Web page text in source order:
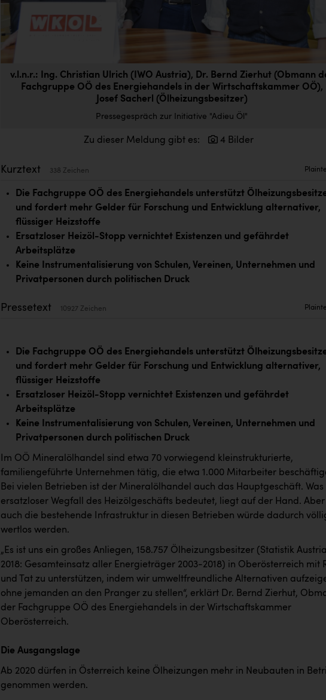
v.l.n.r.: Ing. Christian Ulrich (IWO Austria), Dr. Bernd Zierhut (Obmann
Fachgruppe OÖ des Energiehandels in der Wirtschaftskammer OÖ),
Josef Sacherl (Ölheizungsbesitzer)
Pressegespräch zur Initiative "Adieu Öl"
Zu dieser Meldung gibt es: 4 Bilder
Kurztext 338 Zeichen
Die Fachgruppe OÖ des Energiehandels unterstützt
und fordert mehr Gelder für Forschung und Entwicklung alternativer,
flüssiger Heizstoffe
Ersatzloser Heizöl-Stopp vernichtet Existenzen und gefährdet
Arbeitsplätze
Keine Instrumentalisierung von Schulen, Vereinen, Unternehmen und
Privatpersonen durch politischen Druck
Pressetext 10927 Zeichen
Die Fachgruppe OÖ des Energiehandels unterstützt
und fordert mehr Gelder für Forschung und Entwicklung alternativer,
flüssiger Heizstoffe
Ersatzloser Heizöl-Stopp vernichtet Existenzen und gefährdet
Arbeitsplätze
Keine Instrumentalisierung von Schulen, Vereinen, Unternehmen und
Privatpersonen durch politischen Druck
Im OÖ Mineralölhandel sind etwa 70 vorwiegend kleinstrukturierte,
familiengeführte Unternehmen tätig, die etwa 1.000 Mitarbeiter
Bei vielen Betrieben ist der Mineralölhandel auch das Hauptgeschäft. Was
ersatzloser Wegfall des Heizölgeschäfts bedeutet, liegt auf der Hand. Aber
auch die bestehende Infrastruktur in diesen Betrieben würde dadurch
wertlos werden.
„Es ist uns ein großes Anliegen, 158.757 Ölheizungsbesitzer (Statistik Austria
2018: Gesamteinsatz aller Energieträger 2003-2018) in Oberösterreich mit
und Tat zu unterstützen, indem wir umweltfreundliche Alternativen
ohne jemanden an den Pranger zu stellen“, erklärt Dr. Bernd Zierhut,
der Fachgruppe OÖ des Energiehandels in der Wirtschaftskammer
Oberösterreich.
Die Ausgangslage
Ab 2020 dürfen in Österreich keine Ölheizungen mehr in Neubauten in
genommen werden.